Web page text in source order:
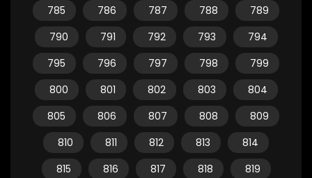
785
786 787 788
789
790
791 792 793
794
795
796 797 798
799
800
801 802 803
804
805
806 807 808
809
810
811 812 813
814
815
816 817 818
819